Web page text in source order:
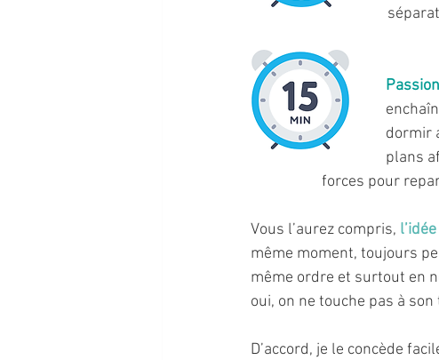
dormir
plans
forces pour
Vous l’aurez compris,
même moment, toujours
même ordre et surtout en
oui, on ne touche pas à
D’accord, je le concède